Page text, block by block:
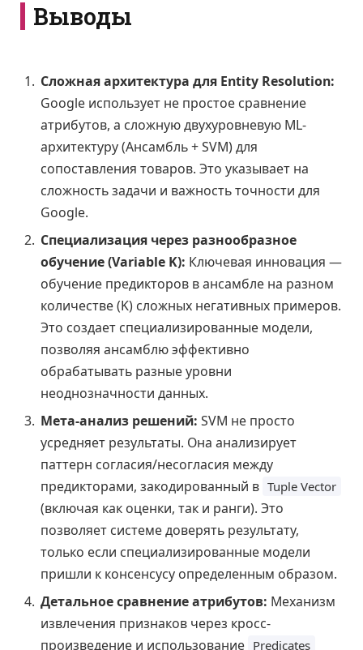
Выводы
Сложная архитектура для Entity Resolution:
Google использует не простое сравнение
атрибутов, а сложную двухуровневую ML-
архитектуру (Ансамбль + SVM) для
сопоставления товаров. Это указывает на
сложность задачи и важность точности для
Google.
Специализация через разнообразное
обучение (Variable K): Ключевая инновация —
обучение предикторов в ансамбле на разном
количестве (K) сложных негативных примеров.
Это создает специализированные модели,
позволяя ансамблю эффективно
обрабатывать разные уровни
неоднозначности данных.
Мета-анализ решений: SVM не просто
усредняет результаты. Она анализирует
паттерн согласия/несогласия между
предикторами, закодированный в Tuple Vector
(включая как оценки, так и ранги). Это
позволяет системе доверять результату,
только если специализированные модели
пришли к консенсусу определенным образом.
Детальное сравнение атрибутов: Механизм
извлечения признаков через кросс-
произведение и использование Predicates